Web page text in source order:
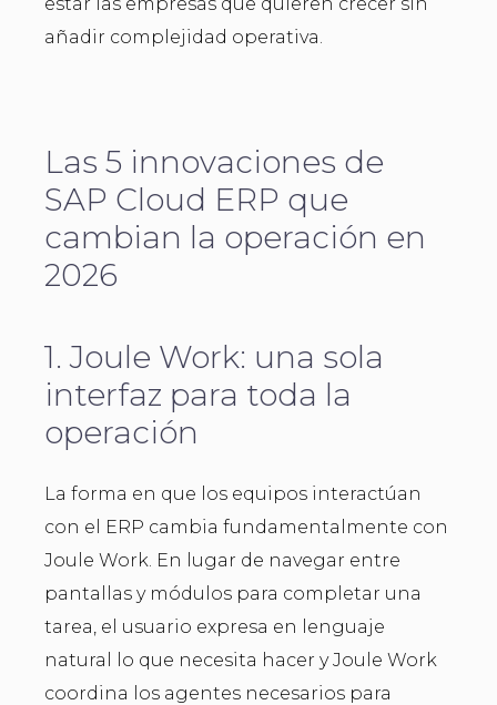
añadir complejidad operativa.
Las 5 innovaciones de
SAP Cloud ERP que
cambian la operación en
2026
1. Joule Work: una sola
interfaz para toda la
operación
La forma en que los equipos interactúan
con el ERP cambia fundamentalmente con
Joule Work. En lugar de navegar entre
pantallas y módulos para completar una
tarea, el usuario expresa en lenguaje
natural lo que necesita hacer y Joule Work
coordina los agentes necesarios para